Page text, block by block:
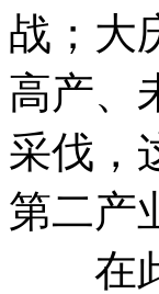
战；大
高产、
采伐，
第二产
在此